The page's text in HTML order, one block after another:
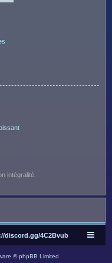
intégralité.
discord.gg/4C2Bvub
© phpBB Limited